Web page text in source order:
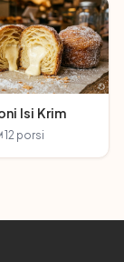
Isi Krim
porsi